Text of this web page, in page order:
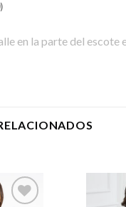
en la parte del escote